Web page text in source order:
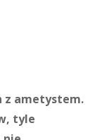
z ametystem.
tyle